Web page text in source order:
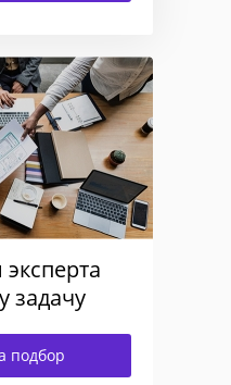
задачу
подбор